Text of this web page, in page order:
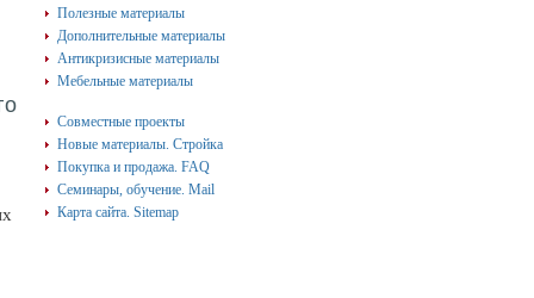
Полезные материалы
Дополнительные материалы
Антикризисные материалы
Мебельные материалы
Совместные проекты
Новые материалы. Стройка
Покупка и продажа. FAQ
Семинары, обучение. Mail
Карта сайта. Sitemap